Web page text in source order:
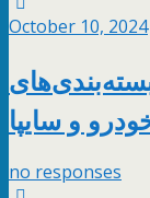
October 10, 2024
no responses